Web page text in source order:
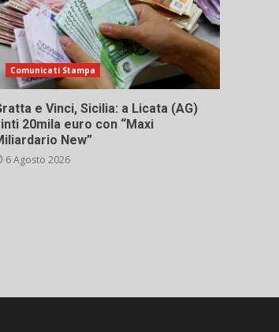
Comunicati Stampa
e Vinci, Sicilia: a Licata (AG)
20mila euro con “Maxi
New”
6 Agosto 2026